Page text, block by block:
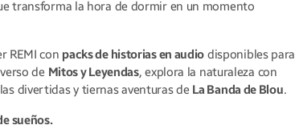
transforma la hora de dormir en un momento
REMI con packs de historias en audio disponibles para
de Mitos y Leyendas, explora la naturaleza con
divertidas y tiernas aventuras de La Banda de Blou.
sueños.